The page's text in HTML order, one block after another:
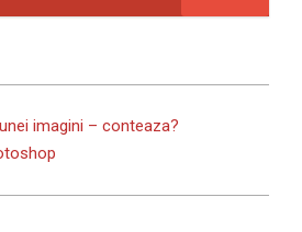
imagini – conteaza?